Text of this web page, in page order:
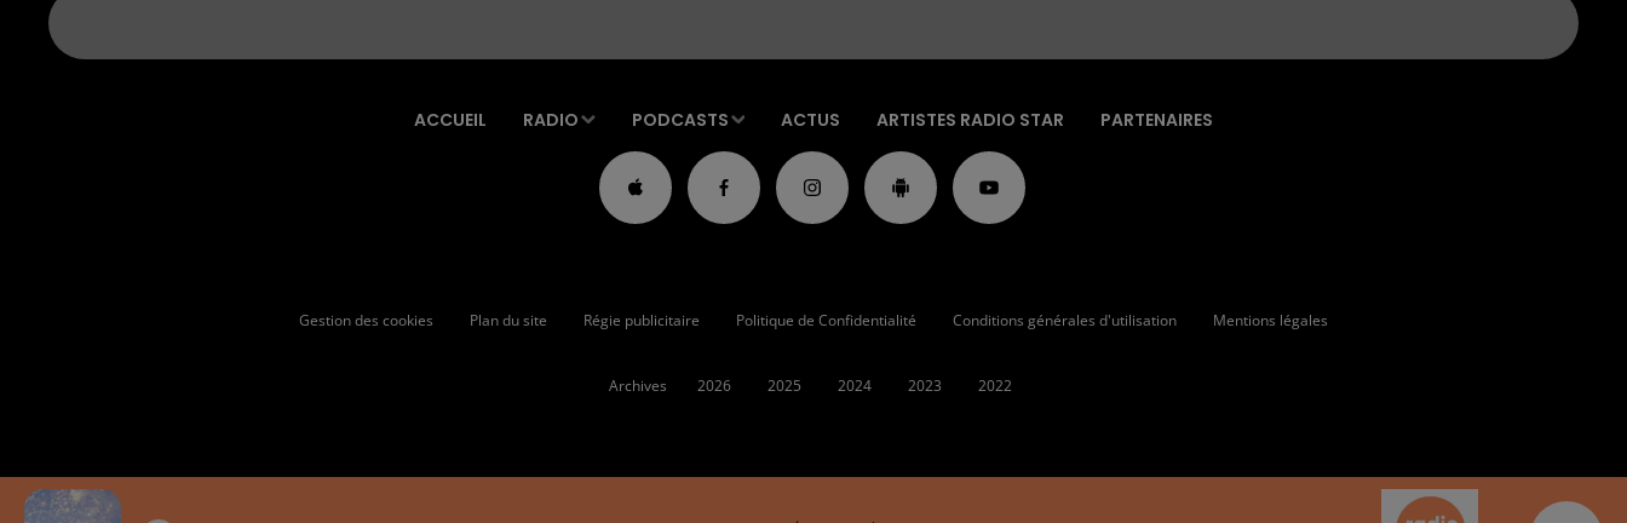
ACCUEIL RADIO PODCASTS ACTUS ARTISTES RADIO STAR PARTENAIRES
Gestion des cookies Plan du site Régie publicitaire Politique de Confidentialité Conditions générales d'utilisation Mentions légales
Archives 2026 2025 2024 2023 2022